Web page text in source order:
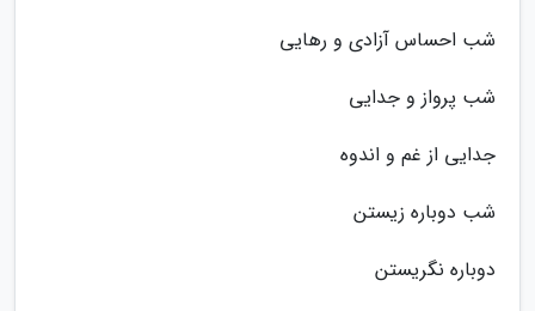
شب احساس آزادی و رهایی
شب پرواز و جدایی
جدایی از غم و اندوه
شب دوباره زیستن
دوباره نگریستن